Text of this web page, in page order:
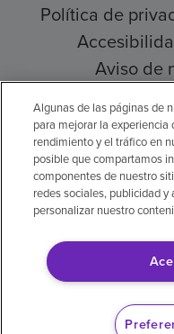
Política de
Aviso de
© 2026
Aviso legal: Se
inteligencia
Algunas de las páginas de
para mejorar la experiencia
rendimiento y el tráfico en
posible que compartamos
componentes de nuestro
redes sociales, publicidad
personalizar nuestro